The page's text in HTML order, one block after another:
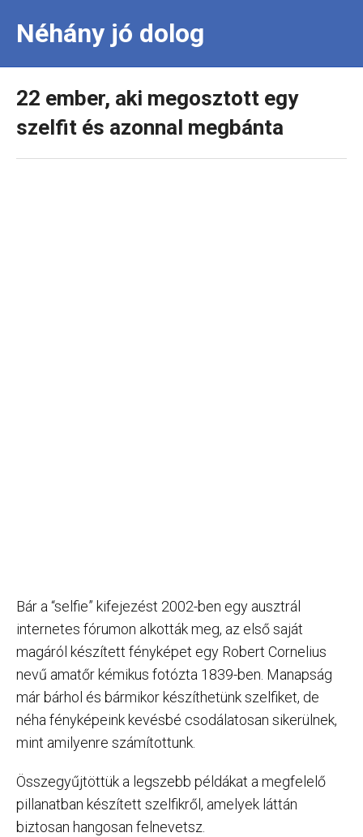
Néhány jó dolog
22 ember, aki megosztott egy
szelfit és azonnal megbánta
Bár a “selfie” kifejezést 2002-ben egy ausztrál
internetes fórumon alkották meg, az első saját
magáról készített fényképet egy Robert Cornelius
nevű amatőr kémikus fotózta 1839-ben. Manapság
már bárhol és bármikor készíthetünk szelfiket, de
néha fényképeink kevésbé csodálatosan sikerülnek,
mint amilyenre számítottunk.
Összegyűjtöttük a legszebb példákat a megfelelő
pillanatban készített szelfikről, amelyek láttán
biztosan hangosan felnevetsz.